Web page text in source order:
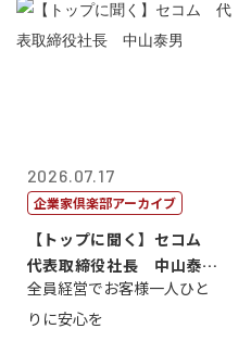
2026.07.17
企業家倶楽部アーカイブ
【トップに聞く】セコム
代表取締役社長 中山泰
男
全員経営でお客様一人ひと
りに安心を